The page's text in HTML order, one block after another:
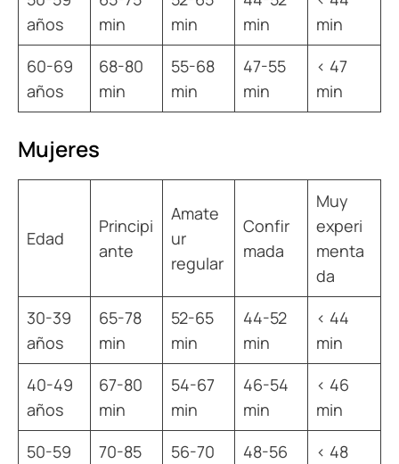
años
min
min
min
min
60-69
años
68-80
min
55-68
min
47-55
min
< 47
min
Mujeres
Edad
Principi
ante
Amate
ur
regular
Confir
mada
Muy
experi
menta
da
30-39
años
65-78
min
52-65
min
44-52
min
< 44
min
40-49
años
67-80
min
54-67
min
46-54
min
< 46
min
50-59
70-85
56-70
48-56
< 48